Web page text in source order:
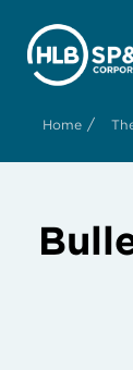
Home /